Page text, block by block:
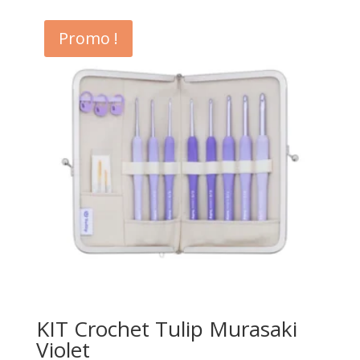
Promo !
KIT Crochet Tulip Murasaki
Violet